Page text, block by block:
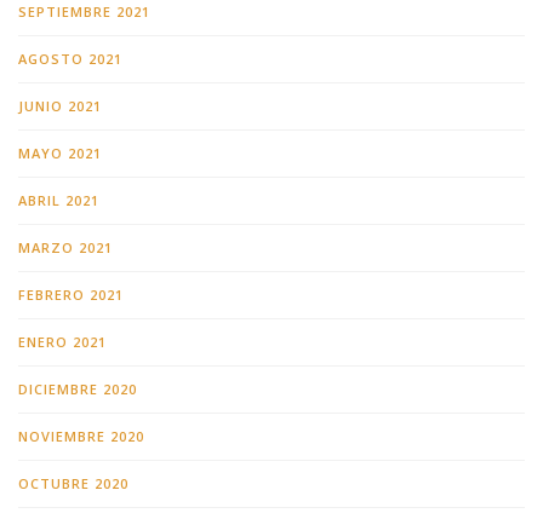
SEPTIEMBRE 2021
AGOSTO 2021
JUNIO 2021
MAYO 2021
ABRIL 2021
MARZO 2021
FEBRERO 2021
ENERO 2021
DICIEMBRE 2020
NOVIEMBRE 2020
OCTUBRE 2020